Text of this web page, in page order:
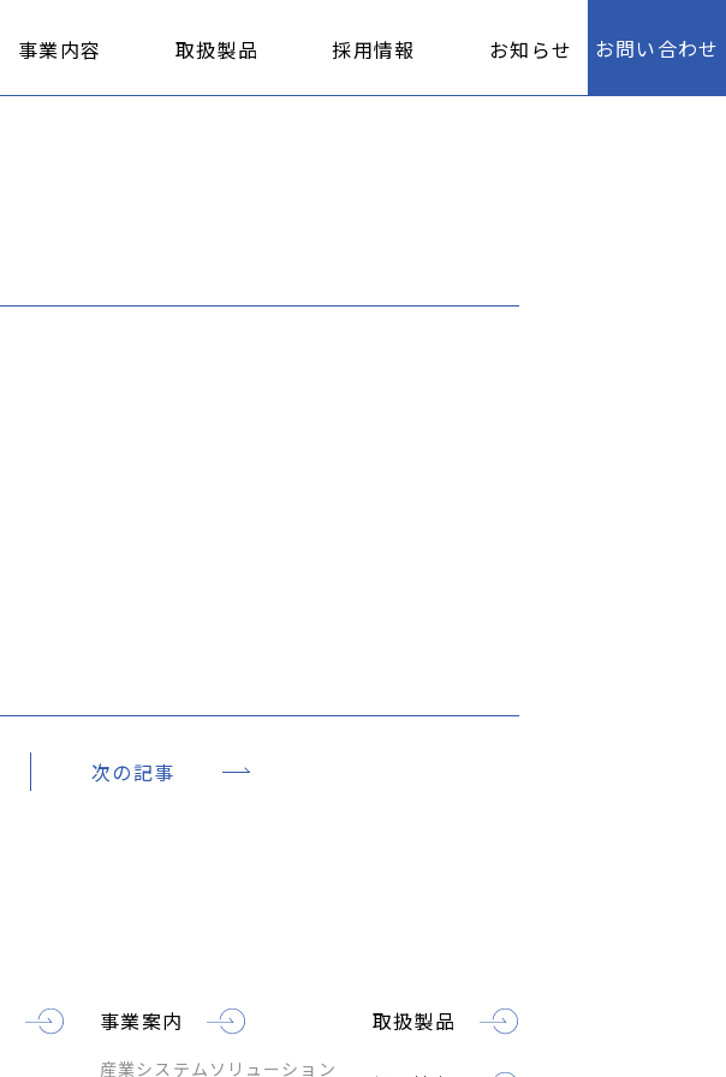
事業内容 取扱製品 採用情報 お知らせ お問い合わせ
次の記事
事業案内
産業システムソリューション
取扱製品